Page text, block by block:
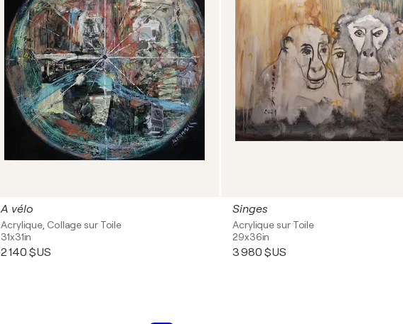
A vélo
Acrylique, Collage sur Toile
31x31in
2 140 $US
Singes
Acrylique sur Toile
29x36in
3 980 $US